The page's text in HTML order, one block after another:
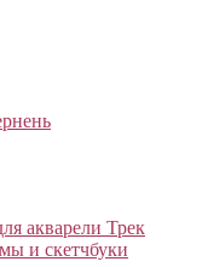
акварели Трек
и скетчбуки